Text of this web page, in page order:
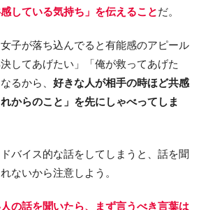
している気持ち」を伝えることだ。
子が落ち込んでると有能感のアピール
してあげたい」「俺が救ってあげた
るから、 好きな人が相手の時ほど共感
からのこと」を先にしゃべってしま
バイス的な話をしてしまうと、話を聞
ないから注意しよう。
の話を聞いたら、まず言うべき言葉は